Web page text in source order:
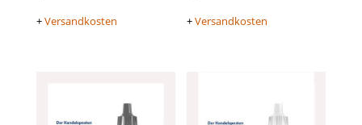
+Versandkosten +Versandkosten